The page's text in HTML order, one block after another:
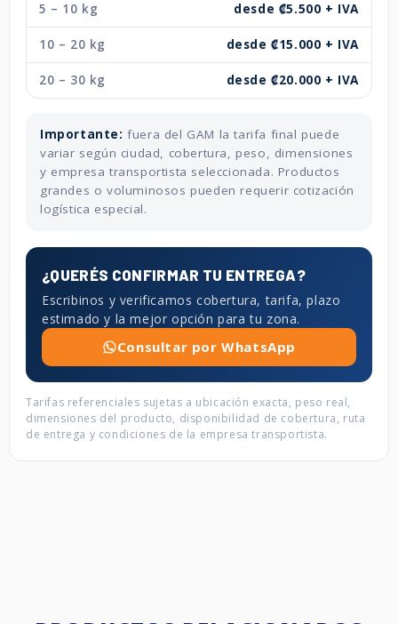
5 – 10 kg desde ₡5.500 + IVA
10 – 20 kg desde ₡15.000 + IVA
20 – 30 kg desde ₡20.000 + IVA
Importante: fuera del GAM la tarifa final puede
variar según ciudad, cobertura, peso, dimensiones
y empresa transportista seleccionada. Productos
grandes o voluminosos pueden requerir cotización
logística especial.
¿QUERÉS CONFIRMAR TU ENTREGA?
Escribinos y verificamos cobertura, tarifa, plazo
estimado y la mejor opción para tu zona.
Consultar por WhatsApp
Tarifas referenciales sujetas a ubicación exacta, peso real,
dimensiones del producto, disponibilidad de cobertura, ruta
de entrega y condiciones de la empresa transportista.